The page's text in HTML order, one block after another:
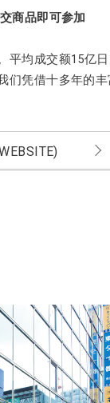
商品即可参加
平均成交额15亿
们凭借十多年的